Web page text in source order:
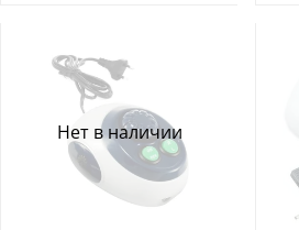
Нет в наличии